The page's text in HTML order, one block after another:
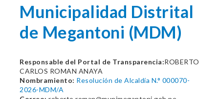
Municipalidad Distrital
de Megantoni (MDM)
Responsable del Portal de Transparencia:ROBERTO
CARLOS ROMAN ANAYA
Nombramiento: Resolución de Alcaldía N.° 000070-
2026-MDM/A